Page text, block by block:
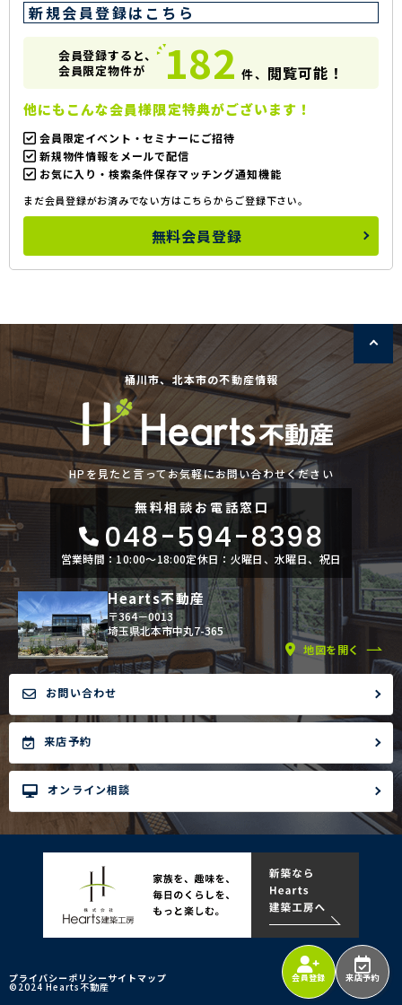
新規会員登録はこちら
会員登録すると、
会員限定物件が
182 件、 閲覧可能！
他にもこんな会員様限定特典がございます！
会員限定イベント・セミナーにご招待
新規物件情報をメールで配信
お気に入り・検索条件保存マッチング通知機能
まだ会員登録がお済みでない方はこちらからご登録下さい。
無料会員登録
会員登録 来店予約
桶川市、北本市の不動産情報
HPを見たと言ってお気軽にお問い合わせください
無料相談お電話窓口
048-594-8398
営業時間：10:00〜18:00定休日：火曜日、水曜日、祝日
Hearts不動産
〒364－0013
埼玉県北本市中丸7-365
地図を開く
お問い合わせ
来店予約
オンライン相談
プライバシーポリシー サイトマップ
©2024 Hearts不動産